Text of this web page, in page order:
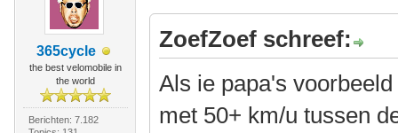
365cycle
the best velomobile in
the world
Berichten: 7.182
ZoefZoef schreef:
Als ie papa's
met 50+ km/u tussen